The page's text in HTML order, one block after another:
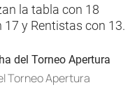
la tabla con 18
y Rentistas con 13.
Torneo Apertura